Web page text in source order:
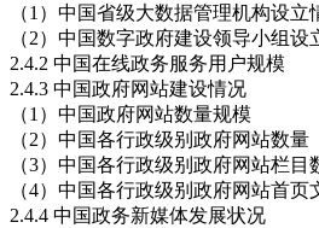
（1）中国省级大数据管理机构设立
（2）中国数字政府建设领导小组设
2.4.2 中国在线政务服务用户规模
2.4.3 中国政府网站建设情况
（1）中国政府网站数量规模
（2）中国各行政级别政府网站数量
（3）中国各行政级别政府网站栏目
（4）中国各行政级别政府网站首页
2.4.4 中国政务新媒体发展状况